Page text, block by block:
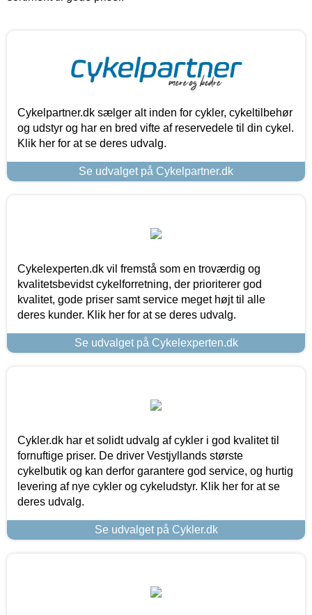
Cykelpartner.dk sælger alt inden for cykler, cykeltilbehør
og udstyr og har en bred vifte af reservedele til din cykel.
Klik her for at se deres udvalg.
Se udvalget på Cykelpartner.dk
Cykelexperten.dk vil fremstå som en troværdig og
kvalitetsbevidst cykelforretning, der prioriterer god
kvalitet, gode priser samt service meget højt til alle
deres kunder. Klik her for at se deres udvalg.
Se udvalget på Cykelexperten.dk
Cykler.dk har et solidt udvalg af cykler i god kvalitet til
fornuftige priser. De driver Vestjyllands største
cykelbutik og kan derfor garantere god service, og hurtig
levering af nye cykler og cykeludstyr. Klik her for at se
deres udvalg.
Se udvalget på Cykler.dk